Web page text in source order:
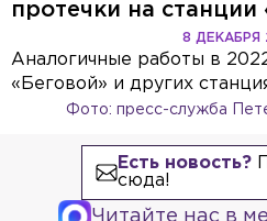
протечки на станции
8 ДЕКАБРЯ
Аналогичные работы в
«Беговой» и других
Фото: пресс-служба
Есть новость?
сюда!
Читайте нас в